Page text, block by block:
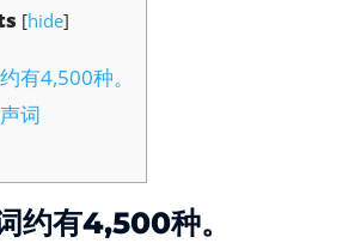
[hide]
有4,500种。
词
约有4,500种。